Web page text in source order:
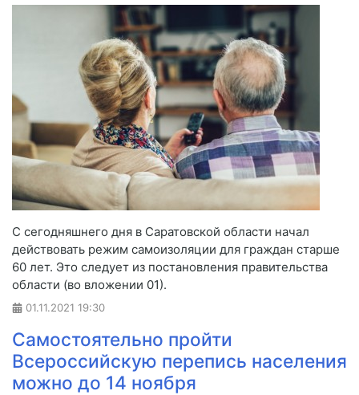
С сегодняшнего дня в Саратовской области начал
действовать режим самоизоляции для граждан старше
60 лет. Это следует из постановления правительства
области (во вложении 01).
01.11.2021 19:30
Самостоятельно пройти
Всероссийскую перепись населения
можно до 14 ноября